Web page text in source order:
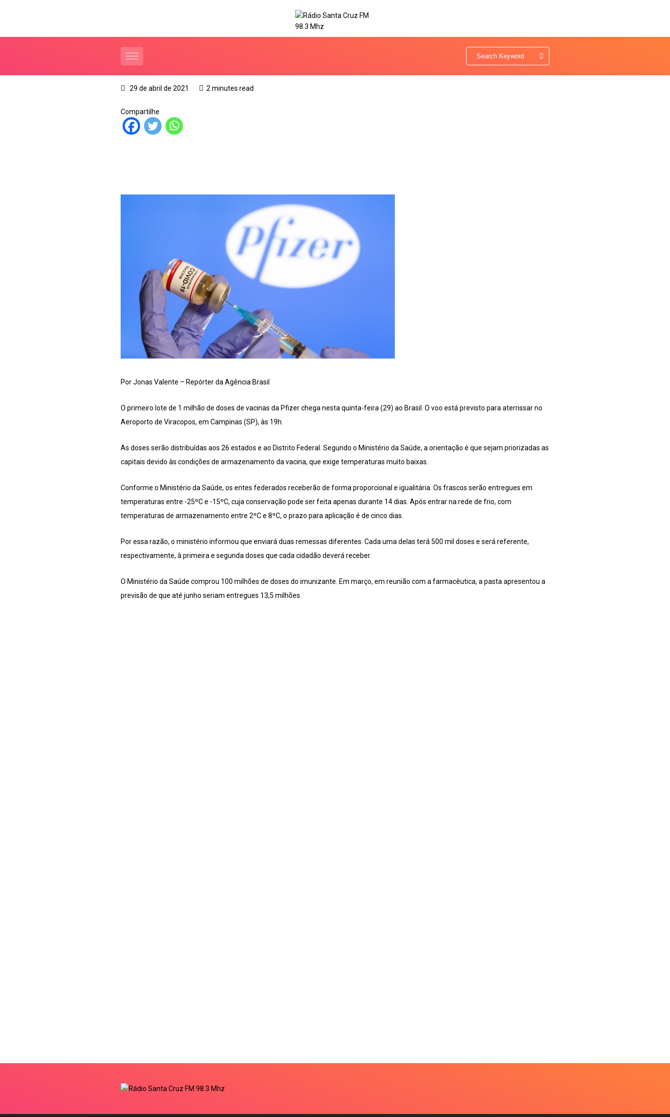
29 de abril de 2021 2 minutes read
Compartilhe
Por Jonas Valente – Repórter da Agência Brasil
O primeiro lote de 1 milhão de doses de vacinas da Pfizer chega nesta quinta-feira (29) ao Brasil. O voo está previsto para aterrissar no
Aeroporto de Viracopos, em Campinas (SP), às 19h.
As doses serão distribuídas aos 26 estados e ao Distrito Federal. Segundo o Ministério da Saúde, a orientação é que sejam priorizadas as
capitais devido às condições de armazenamento da vacina, que exige temperaturas muito baixas.
Conforme o Ministério da Saúde, os entes federados receberão de forma proporcional e igualitária. Os frascos serão entregues em
temperaturas entre -25ºC e -15ºC, cuja conservação pode ser feita apenas durante 14 dias. Após entrar na rede de frio, com
temperaturas de armazenamento entre 2ºC e 8ºC, o prazo para aplicação é de cinco dias.
Por essa razão, o ministério informou que enviará duas remessas diferentes. Cada uma delas terá 500 mil doses e será referente,
respectivamente, à primeira e segunda doses que cada cidadão deverá receber.
O Ministério da Saúde comprou 100 milhões de doses do imunizante. Em março, em reunião com a farmacêutica, a pasta apresentou a
previsão de que até junho seriam entregues 13,5 milhões.